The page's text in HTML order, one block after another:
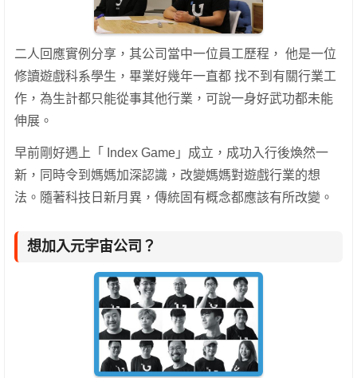
二人回應實例分享，其公司當中一位員工歷程， 他是一位
修讀遊戲科系學生，畢業好幾年一直都 找不到有關行業工
作，為生計都只能從事其他行業，可說一身好武功都未能
伸展。
早前剛好遇上「 Index Game」成立，成功入行後煥然一
新，同時令到媽媽加深認識，改變媽媽對遊戲行業的想
法。隨著科技日新月異，傳統固有概念都應該有所改變。
想加入元宇宙公司？